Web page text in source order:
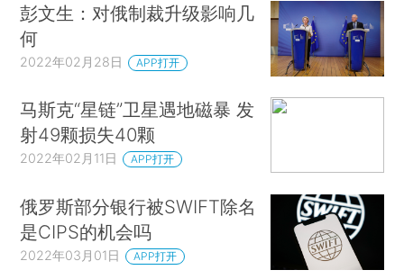
彭文生：对俄制裁升级影响几
何
2022年02月28日 APP打开
马斯克“星链”卫星遇地磁暴 发
射49颗损失40颗
2022年02月11日 APP打开
俄罗斯部分银行被SWIFT除名
是CIPS的机会吗
2022年03月01日 APP打开